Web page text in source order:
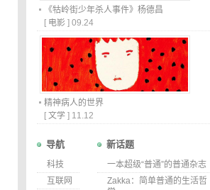
《牯岭街少年杀人事件》杨德昌
[ 电影 ] 09.24
精神病人的世界
[ 文学 ] 11.12
导航
科技
互联网
新话题
一本超级“普通”的普通杂志
Zakka：简单普通的生活哲